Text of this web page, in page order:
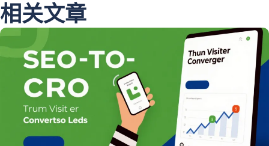
相关文章